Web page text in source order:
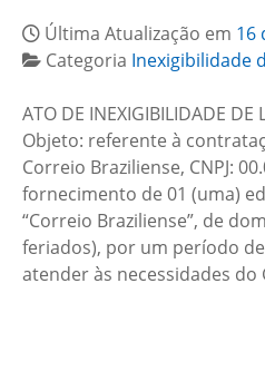
Última Atualização em 16
Categoria Inexigibilidade
ATO DE INEXIGIBILIDADE DE
Objeto: referente à
Correio Braziliense, CNPJ:
fornecimento de 01 (uma)
“Correio Braziliense”, de
feriados), por um período
atender às necessidades